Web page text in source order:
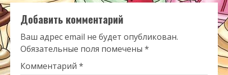
Добавить комментарий
Ваш адрес email не будет опубликован.
Обязательные поля помечены *
Комментарий *